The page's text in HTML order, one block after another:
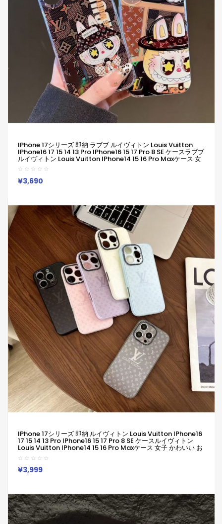
IPhone 17シリーズ 即納 ラブブ ルイヴィトン Louis Vuitton
IPhone16 17 15 14 13 Pro IPhone16 15 17 Pro 8 SE ケースラブブ
ルイヴィトン Louis Vuitton IPhone14 15 16 Pro Maxケース 女
子 かわいい おしゃれ ラブブ ルイヴィトン Louis Vuitton アイフ
ォン17 Air 16 15 14 Plus 13 12 Pro Max 11 Pro XR XS スマホケー
ス
¥3,690
IPhone 17シリーズ 即納 ルイヴィトン Louis Vuitton IPhone16
17 15 14 13 Pro IPhone16 15 17 Pro 8 SE ケースルイヴィトン
Louis Vuitton IPhone14 15 16 Pro Maxケース 女子 かわいい お
しゃれ ルイヴィトン Louis Vuitton アイフォン16 15 14 Plus 13
12 Pro Max 11 Pro XR XS スマホケース
¥3,999